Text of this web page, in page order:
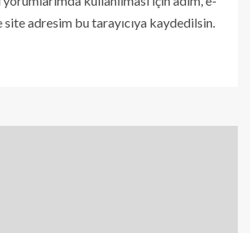
adresim bu tarayıcıya kaydedilsin.